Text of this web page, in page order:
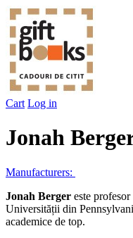
Cart Log in
Jonah
Manufacturers:
Jonah Berger este
Universității din
academice de top.